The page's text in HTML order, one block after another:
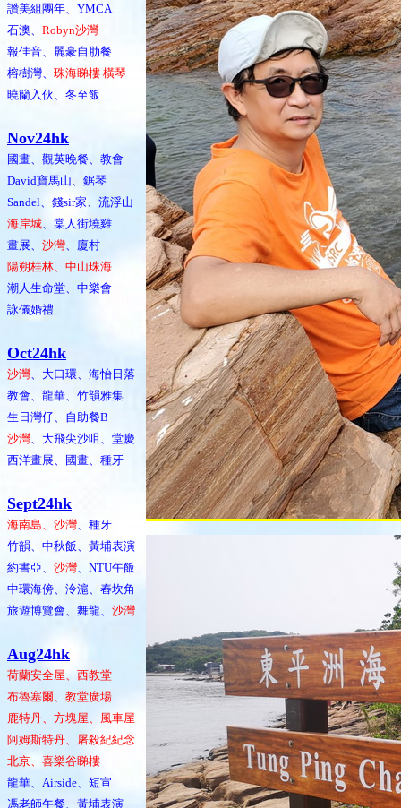
讚美組團年、YMCA
石澳、 Robyn沙灣
報佳音、麗豪自肋餐
榕樹灣、 珠海睇樓 橫琴
曉籣入伙、冬至飯
Nov24hk
國畫、觀英晚餐、教會
David寶馬山、鋸琴
Sandel、錢sir家、流浮山
海岸城、棠人街墝雞
畫展、 沙灣、廈村
陽朔桂林、中山珠海
潮人生命堂、中樂會
詠儀婚禮
Oct24hk
沙灣、大口環、海怡日落
教會、龍華、竹韻雅集
生日灣仔、自助餐B
沙灣、大飛尖沙咀、堂慶
西洋畫展、國畫、種牙
Sept24hk
海南島、沙灣、種牙
竹韻、中秋飯、黃埔表演
約書亞、 沙灣、NTU午飯
中環海傍、泠滬、舂坎角
旅遊博覽會、舞龍、 沙灣
Aug24hk
荷蘭安全屋、西教堂
布魯塞爾、教堂廣場
鹿特丹、方塊屋、風車屋
阿姆斯特丹、屠殺紀紀念
北京、喜樂谷睇樓
龍華、Airside、短宣
馮老師午餐、黃埔表演